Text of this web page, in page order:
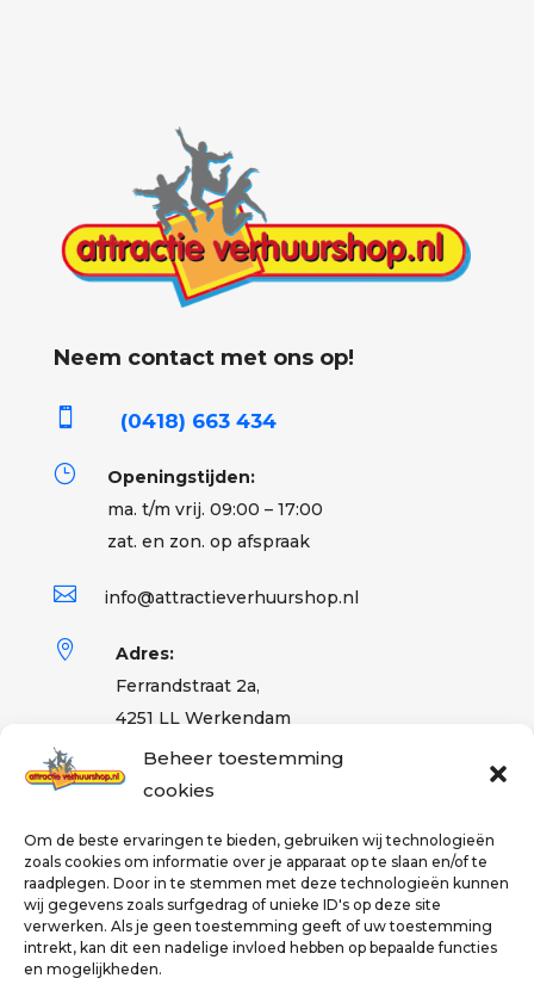
Beheer toestemming
cookies
Om de beste ervaringen te bieden, gebruiken wij technologieën
zoals cookies om informatie over je apparaat op te slaan en/of te
raadplegen. Door in te stemmen met deze technologieën kunnen
wij gegevens zoals surfgedrag of unieke ID's op deze site
verwerken. Als je geen toestemming geeft of uw toestemming
intrekt, kan dit een nadelige invloed hebben op bepaalde functies
en mogelijkheden.
Neem contact met ons op!
 (0418) 663 434
}
Openingstijden:
ma. t/m vrij. 09:00 – 17:00
zat. en zon. op afspraak
 info@attractieverhuurshop.nl

Adres:
Ferrandstraat 2a,
4251 LL Werkendam
Partner